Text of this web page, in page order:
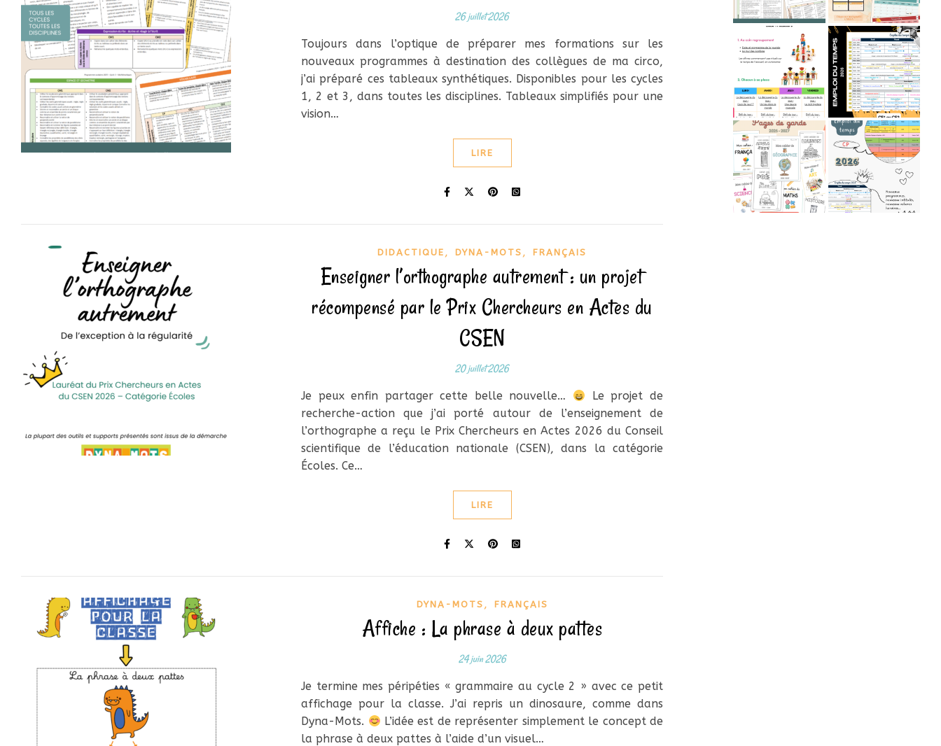
26 juillet 2026
Toujours dans l’optique de préparer mes formations sur les
nouveaux programmes à destination des collègues de ma circo,
j’ai préparé ces tableaux synthétiques. Disponibles pour les cycles
1, 2 et 3, dans toutes les disciplines. Tableaux simplifiés pour une
vision…
LIRE
DIDACTIQUE , DYNA-MOTS , FRANÇAIS
Enseigner l’orthographe autrement : un projet
récompensé par le Prix Chercheurs en Actes du
CSEN
20 juillet 2026
Je peux enfin partager cette belle nouvelle…
Le projet de
recherche-action que j’ai porté autour de l’enseignement de
l’orthographe a reçu le Prix Chercheurs en Actes 2026 du Conseil
scientifique de l’éducation nationale (CSEN), dans la catégorie
Écoles. Ce…
LIRE
DYNA-MOTS , FRANÇAIS
Affiche : La phrase à deux pattes
24 juin 2026
Je termine mes péripéties « grammaire au cycle 2 » avec ce petit
affichage pour la classe. J’ai repris un dinosaure, comme dans
Dyna-Mots.
L’idée est de représenter simplement le concept de
la phrase à deux pattes à l’aide d’un visuel…